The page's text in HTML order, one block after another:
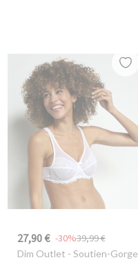
27,90 € 39,99 €
-30%
Dim Outlet - Soutien-Gorge